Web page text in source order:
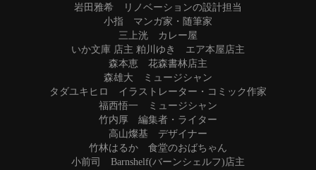
岩田雅希 リノベーションの設計担当
小指 マンガ家・随筆家
三上洸 カレー屋
いか文庫 店主 粕川ゆき エア本屋店主
森本恵 花森書林店主
森雄大 ミュージシャン
タダユキヒロ イラストレーター・コミック作家
福西悟一 ミュージシャン
竹内厚 編集者・ライター
高山燦基 デザイナー
竹林はるか 食堂のおばちゃん
小前司 Barnshelf(バーンシェルフ)店主